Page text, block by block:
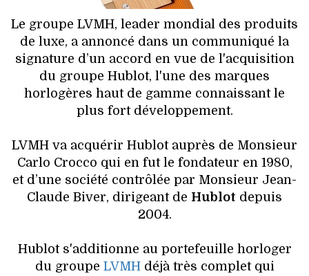
LIEUX TENDANCES
BEAUTÉ
MODE DE RUE
JEUNES CRÉATEURS
HISTOIRE DES MARQUES
DÉCO
VOYAGES & LOISIRS
Le groupe LVMH, leader mondial des produits
de luxe, a annoncé dans un communiqué la
signature d’un accord en vue de l'acquisition
du groupe Hublot, l'une des marques
horlogères haut de gamme connaissant le
plus fort développement.
LVMH va acquérir Hublot auprès de Monsieur
Carlo Crocco qui en fut le fondateur en 1980,
et d’une société contrôlée par Monsieur Jean-
Claude Biver, dirigeant de Hublot depuis
2004.
Hublot s'additionne au portefeuille horloger
du groupe LVMHdéjà très complet qui